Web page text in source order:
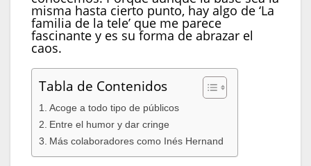
misma hasta cierto punto, hay algo de ‘La
familia de la tele’ que me parece
fascinante y es su forma de abrazar el
caos.
Tabla de Contenidos
Acoge a todo tipo de públicos
Entre el humor y dar cringe
Más colaboradores como Inés Hernand